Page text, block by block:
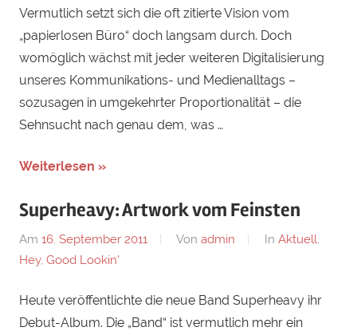
Vermutlich setzt sich die oft zitierte Vision vom
„papierlosen Büro“ doch langsam durch. Doch
womöglich wächst mit jeder weiteren Digitalisierung
unseres Kommunikations- und Medienalltags –
sozusagen in umgekehrter Proportionalität – die
Sehnsucht nach genau dem, was …
Weiterlesen »
Superheavy: Artwork vom Feinsten
Am 16. September 2011 Von admin In Aktuell,
Hey, Good Lookin'
Heute veröffentlichte die neue Band Superheavy ihr
Debut-Album. Die „Band“ ist vermutlich mehr ein